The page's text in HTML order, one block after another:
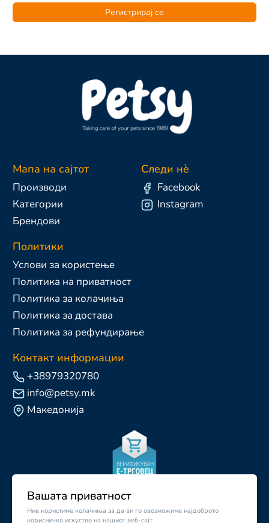
Вашата приватност
Ние користиме колачиња за да ви го овозможиме најдоброто
корисничко искуство на нашиот веб-сајт
Регистрирај се
Мапа на сајтот
Производи
Категории
Брендови
Политики
Услови за користење
Политика на приватност
Политика за колачиња
Политика за достава
Политика за рефундирање
Контакт информации
+38979320780
info@petsy.mk
Македонија
Следи нè
Facebook
Instagram